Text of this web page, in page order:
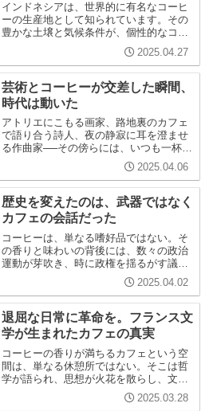
インドネシアは、世界的に有名なコーヒ
ーの生産地として知られています。その
豊かな土壌と気候条件が、個性的なコー
ヒー豆を育てる秘訣です。本記事では、
インドネシアコーヒーの歴史や種類、味
わい、そしてその文化について深く掘り
下げていきます。コーヒー好きはもちろ
ん、まだインドネシアコーヒーを知らな
い方も、その魅力を一緒に探っていきま
しょう。
2025.04.27
芸術とコーヒーが交差した瞬間、
時代は動いた
アトリエにこもる画家、路地裏のカフェ
で語り合う詩人、夜の静寂に耳を澄ませ
る作曲家──その傍らには、いつも一杯の
コーヒーがあった。歴史を遡れば、コー
ヒーは単なる嗜好品にとどまらず、数々
の芸術運動の舞台を温かく照らしてき
た。創造性とカフェの香り...
2025.04.06
歴史を変えたのは、武器ではなく
カフェの会話だった
コーヒーは、単なる嗜好品ではない。そ
の香りと味わいの背後には、数々の政治
運動が芽吹き、時に政権を揺るがす議論
が交わされてきた歴史がある。革命家が
言葉を交わし、思想家が筆を走らせ、市
民が静かに連帯を育んだ場所——それが
カフェだった。本記事では...
2025.04.02
退屈な日常に革命を。フランス文
学が生まれたカフェの真実
コーヒーの香りが満ちるカフェという空
間は、単なる休憩所ではない。そこは哲
学が語られ、思想が火花を散らし、文学
が静かに育まれる場所だった。特にフラ
ンスでは、文学とカフェ文化は切っても
2025.03.28